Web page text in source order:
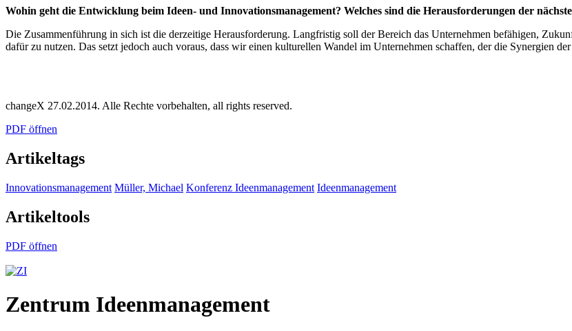
Wohin geht die Entwicklung beim Ideen- und Innovationsmanagement? Welches sind die Herausforderungen der
Die Zusammenführung in sich ist die derzeitige Herausforderung. Langfristig soll der Bereich das Unternehmen befähigen,
dafür zu nutzen. Das setzt jedoch auch voraus, dass wir einen kulturellen Wandel im Unternehmen schaffen, der die Synergien
changeX 27.02.2014. Alle Rechte vorbehalten, all rights reserved.
PDF öffnen
Artikeltags
Innovationsmanagement Müller, Michael Konferenz Ideenmanagement Ideenmanagement
Artikeltools
PDF öffnen
Zentrum Ideenmanagement